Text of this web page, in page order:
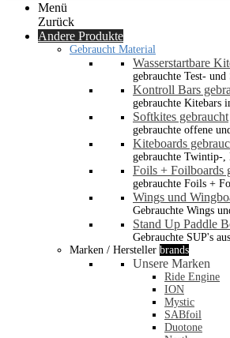
Menü
Zurück
Andere Produkte
Gebraucht Material
Wasserstartbare
gebrauchte Test-
Kontroll Bars
gebrauchte Kitebars
Softkites gebraucht
gebrauchte offene
Kiteboards
gebrauchte Twintip-,
Foils + Foilboards
gebrauchte Foils +
Wings und
Gebrauchte Wings
Stand Up Paddle
Gebrauchte SUP's
Marken / Hersteller brands
Unsere Marken
Ride Engine
ION
Mystic
SABfoil
Duotone